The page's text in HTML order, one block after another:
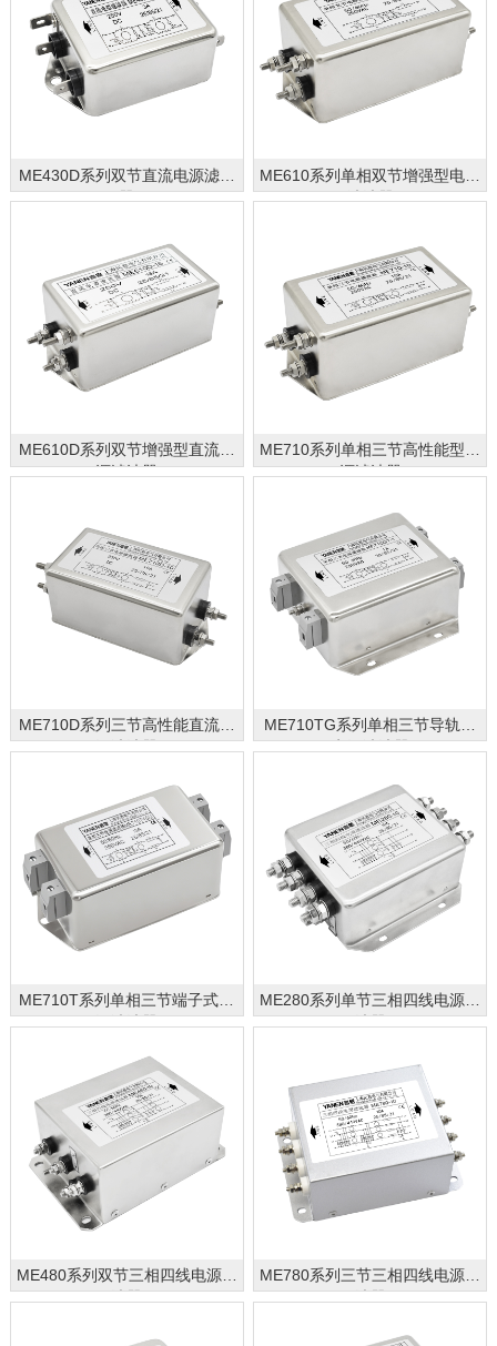
ME430D系列双节直流电源滤波
器
ME610系列单相双节增强型电源
滤波器
ME610D系列双节增强型直流电
源滤波器
ME710系列单相三节高性能型电
源滤波器
ME710D系列三节高性能直流电
源滤波器
ME710TG系列单相三节导轨式
电源滤波器
ME710T系列单相三节端子式电
源滤波器
ME280系列单节三相四线电源滤
波器
ME480系列双节三相四线电源滤
波器
ME780系列三节三相四线电源滤
波器